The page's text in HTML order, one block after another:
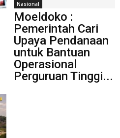
Nasional
Moeldoko :
Pemerintah Cari
Upaya Pendanaan
untuk Bantuan
Operasional
Perguruan Tinggi...